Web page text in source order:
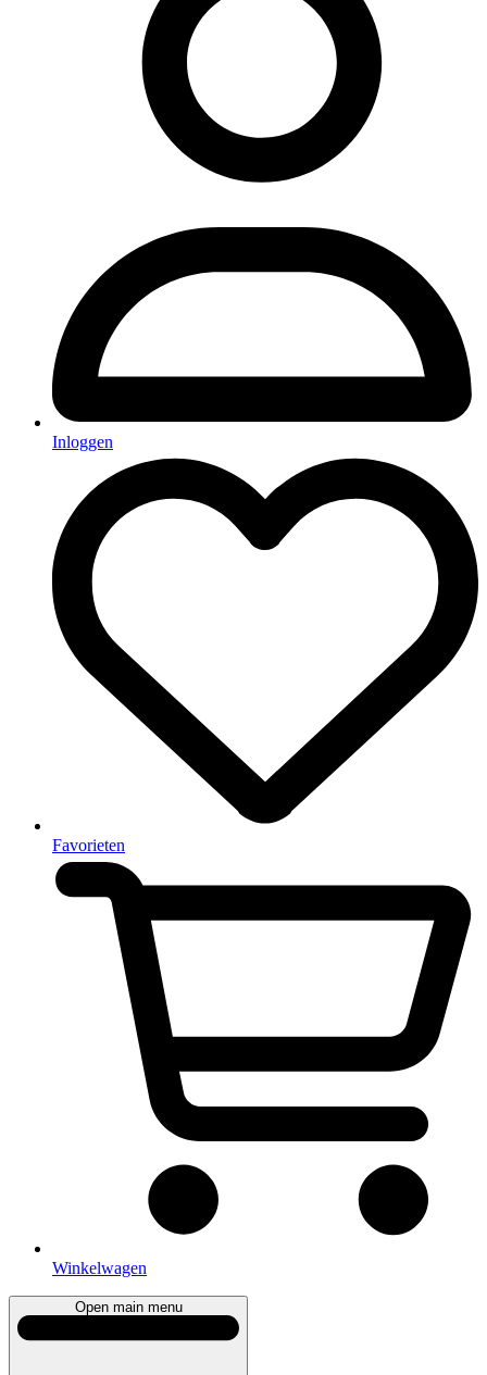
Inloggen
Favorieten
Winkelwagen
Open main menu